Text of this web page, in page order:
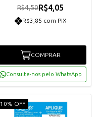
R$4,50R$4,05
R$3,85 com PIX
COMPRAR
Consulte-nos pelo WhatsApp
10% OFF